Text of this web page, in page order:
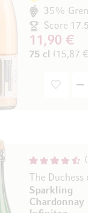
35%
Score
11,90 €
75 cl (15,87
Sparkling
Chardonnay